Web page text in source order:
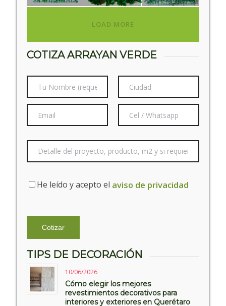
LOAD MORE
COTIZA ARRAYAN VERDE
He leído y acepto el aviso de privacidad
TIPS DE DECORACIÓN
10/06/2026
Cómo elegir los mejores
revestimientos decorativos para
interiores y exteriores en Querétaro